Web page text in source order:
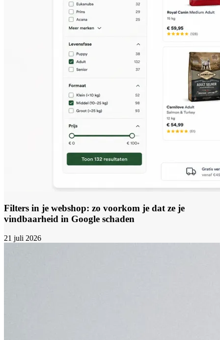
Filters in je webshop: zo voorkom je dat ze je
vindbaarheid in Google schaden
21 juli 2026